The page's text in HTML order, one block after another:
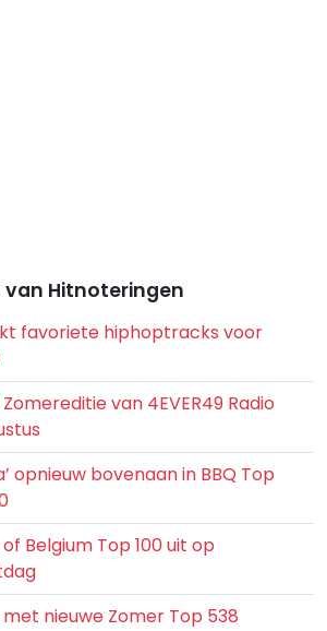
van Hitnoteringen
favoriete hiphoptracks voor
van 4EVER49 Radio
opnieuw bovenaan in BBQ Top
Belgium Top 100 uit op
nieuwe Zomer Top 538